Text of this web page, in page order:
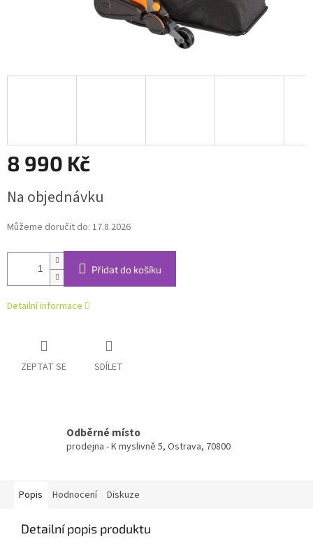
8 990 Kč
cena:
Na objednávku
Můžeme doručit do: 17.8.2026
Přidat do košíku
Detailní informace
ZEPTAT SE SDÍLET
Odběrné místo
prodejna - K myslivně 5, Ostrava, 70800
Popis Hodnocení Diskuze
Detailní popis produktu